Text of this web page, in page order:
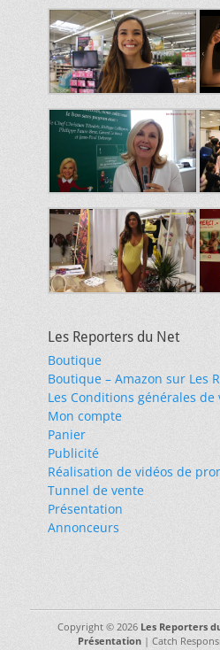
Les Reporters du Net
Boutique
Boutique – Amazon sur Les
Les Conditions générales de
Mon compte
Panier
Publicité
Réalisation de vidéos de
Tunnel de vente
Présentation
Annonceurs
Copyright © 2026 Les Reporters
Présentation | Catch